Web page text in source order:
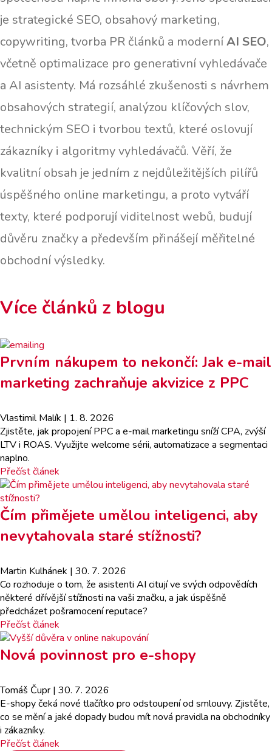
je strategické SEO, obsahový marketing,
copywriting, tvorba PR článků a moderníAI SEO,
včetně optimalizace pro generativní vyhledávače
a AI asistenty. Má rozsáhlé zkušenosti s návrhem
obsahových strategií, analýzou klíčových slov,
technickým SEO i tvorbou textů, které oslovují
zákazníky i algoritmy vyhledávačů. Věří, že
kvalitní obsah je jedním z nejdůležitějších pilířů
úspěšného online marketingu, a proto vytváří
texty, které podporují viditelnost webů, budují
důvěru značky a především přinášejí měřitelné
obchodní výsledky.
Více článků z blogu
Prvním nákupem to nekončí: Jak e-mail
marketing zachraňuje akvizice z PPC
Vlastimil Malík | 1. 8. 2026
Zjistěte, jak propojení PPC a e-mail marketingu sníží CPA, zvýší
LTV i ROAS. Využijte welcome sérii, automatizace a segmentaci
naplno.
Přečíst článek
Čím přimějete umělou inteligenci, aby
nevytahovala staré stížnosti?
Martin Kulhánek | 30. 7. 2026
Co rozhoduje o tom, že asistenti AI citují ve svých odpovědích
některé dřívější stížnosti na vaši značku, a jak úspěšně
předcházet pošramocení reputace?
Přečíst článek
Nová povinnost pro e-shopy
Tomáš Čupr | 30. 7. 2026
E-shopy čeká nové tlačítko pro odstoupení od smlouvy. Zjistěte,
co se mění a jaké dopady budou mít nová pravidla na obchodníky
i zákazníky.
Přečíst článek